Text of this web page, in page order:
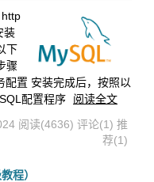
装
下
骤
置 安装完成后，按照以
配置程序
阅读全文
阅读(4636) 评论(1) 推
荐(1)
程）